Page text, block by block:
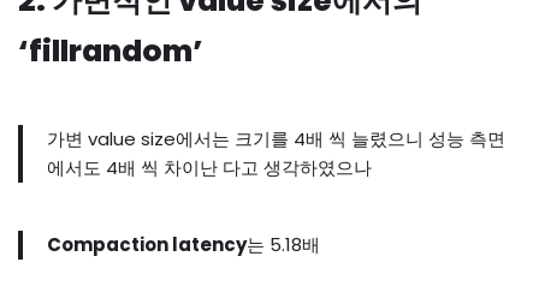
‘fillrandom’
가변 value size에서는 크기를 4배 씩 늘렸으니 성능 측면
에서도 4배 씩 차이난 다고 생각하였으나
Compaction latency는 5.18배